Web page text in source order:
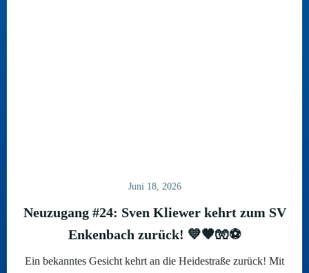
Juni 18, 2026
Neuzugang #24: Sven Kliewer kehrt zum SV
Enkenbach zurück! 💙🖤🧤⚽
Ein bekanntes Gesicht kehrt an die Heidestraße zurück! Mit